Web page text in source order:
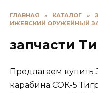
ГЛАВНАЯ » КАТАЛОГ »
ИЖЕВСКИЙ ОРУЖЕЙНЫЙ
запчасти
Предлагаем купить
карабина СОК-5